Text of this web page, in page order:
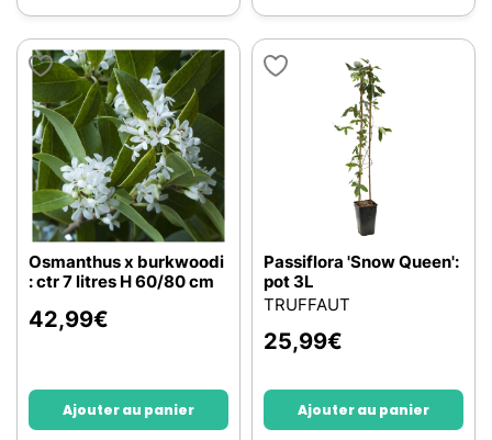
Osmanthus x burkwoodi
: ctr 7 litres H 60/80 cm
42,99€
Ajouter au panier
Passiflora 'Snow Queen':
pot 3L
TRUFFAUT
25,99€
Ajouter au panier